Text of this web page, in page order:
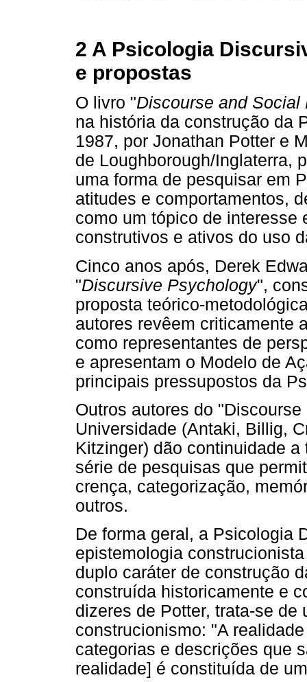
2 A Psicologia
e propostas
O livro "Discourse and Social
na história da construção da
1987, por Jonathan Potter e
de Loughborough/Inglaterra,
uma forma de pesquisar em
atitudes e comportamentos,
como um tópico de interesse
construtivos e ativos do uso
Cinco anos após, Derek
"Discursive Psychology",
proposta teórico-
autores revêem criticamente
como representantes de
e apresentam o Modelo de
principais pressupostos da
Outros autores do
Universidade (Antaki, Billig,
Kitzinger) dão continuidade
série de pesquisas que
crença, categorização,
outros.
De forma geral, a Psicologia
epistemologia
duplo caráter de construção
construída historicamente e
dizeres de Potter, trata-se de
construcionismo: "A
categorias e descrições que
realidade] é constituída de